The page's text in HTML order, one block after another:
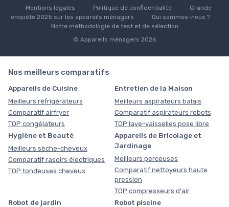
Mentions légales Politique de confidentialité
Grande
enquête 2025 sur les appareils ménagers
Qui sommes-nous ?
Notre méthodologie de test et de sélection
© Appareils ménagers 2026
Nos meilleurs comparatifs
Appareils de Cuisine
Meilleurs réfrigérateurs
Comparatif airfryer
TOP congélateurs
Entretien de la Maison
Meilleurs aspirateurs balais
Comparatif aspirateurs robots
TOP lave-vaisselles pose libre
Hygiène et Beauté
Meilleurs sèche-cheveux
Comparatif rasoirs électriques
TOP tondeuses cheveux
Appareils de Bricolage et
Jardinage
Meilleurs perceuses
Comparatif nettoyeurs haute
pression
TOP compresseurs d'air
Robot de jardin Robot piscine